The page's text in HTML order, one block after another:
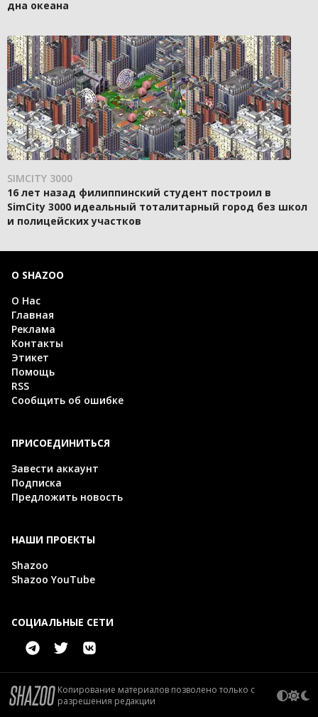
дна океана
SIMCITY 3000
16 лет назад филиппинский студент построил в
SimCity 3000 идеальный тоталитарный город без школ
и полицейских участков
О SHAZOO
О Нас
Главная
Реклама
Контакты
Этикет
Помощь
RSS
Сообщить об ошибке
ПРИСОЕДИНИТЬСЯ
Завести аккаунт
Подписка
Предложить новость
НАШИ ПРОЕКТЫ
Shazoo
Shazoo YouTube
СОЦИАЛЬНЫЕ СЕТИ
Копирование материалов позволено только с
разрешения редакции